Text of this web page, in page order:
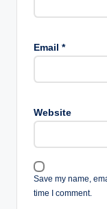
Email *
Website
Save my name,
time I comment.